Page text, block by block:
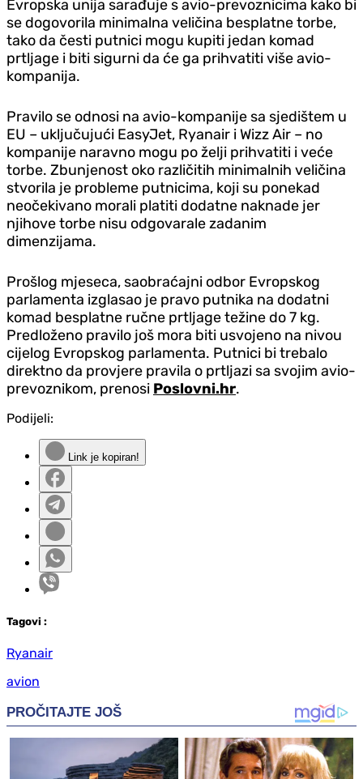
Evropska unija sarađuje s avio-prevoznicima kako bi
se dogovorila minimalna veličina besplatne torbe,
tako da česti putnici mogu kupiti jedan komad
prtljage i biti sigurni da će ga prihvatiti više avio-
kompanija.
Pravilo se odnosi na avio-kompanije sa sjedištem u
EU – uključujući EasyJet, Ryanair i Wizz Air – no
kompanije naravno mogu po želji prihvatiti i veće
torbe. Zbunjenost oko različitih minimalnih veličina
stvorila je probleme putnicima, koji su ponekad
neočekivano morali platiti dodatne naknade jer
njihove torbe nisu odgovarale zadanim
dimenzijama.
Prošlog mjeseca, saobraćajni odbor Evropskog
parlamenta izglasao je pravo putnika na dodatni
komad besplatne ručne prtljage težine do 7 kg.
Predloženo pravilo još mora biti usvojeno na nivou
cijelog Evropskog parlamenta. Putnici bi trebalo
direktno da provjere pravila o prtljazi sa svojim avio-
prevoznikom, prenosi Poslovni.hr.
Podijeli:
Link je kopiran!
Tagovi :
Ryanair
avion